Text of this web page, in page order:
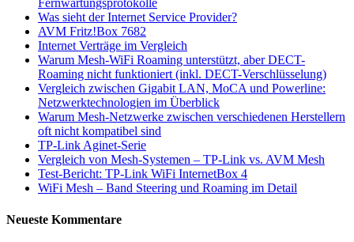
Fernwartungsprotokolle
Was sieht der Internet Service Provider?
AVM Fritz!Box 7682
Internet Verträge im Vergleich
Warum Mesh-WiFi Roaming unterstützt, aber DECT-
Roaming nicht funktioniert (inkl. DECT-Verschlüsselung)
Vergleich zwischen Gigabit LAN, MoCA und Powerline:
Netzwerktechnologien im Überblick
Warum Mesh-Netzwerke zwischen verschiedenen Herstellern
oft nicht kompatibel sind
TP-Link Aginet-Serie
Vergleich von Mesh-Systemen – TP-Link vs. AVM Mesh
Test-Bericht: TP-Link WiFi InternetBox 4
WiFi Mesh – Band Steering und Roaming im Detail
Neueste Kommentare